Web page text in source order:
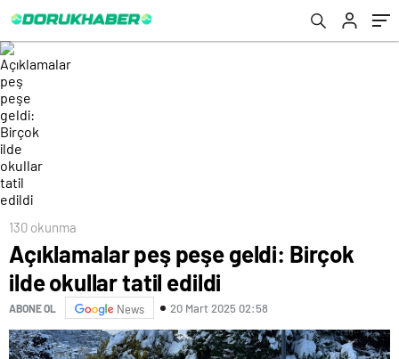
130 okunma
Açıklamalar peş peşe geldi: Birçok
ilde okullar tatil edildi
ABONE OL News 20 Mart 2025 02:58